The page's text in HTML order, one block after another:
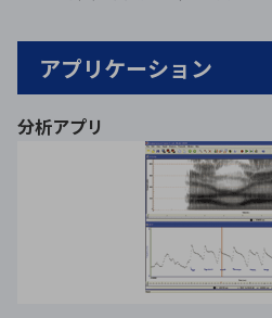
アプリケーション
分析アプリ